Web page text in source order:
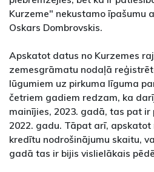
Kurzeme" nekustamo īpašumu
Oskars Dombrovskis.
Apskatot datus no Kurzemes
zemesgrāmatu nodaļā
lūgumiem uz pirkuma līguma
četriem gadiem redzam, ka
mainījies, 2023. gadā, tas pat
2022. gadu. Tāpat arī,
kredītu nodrošinājumu skaitu,
gadā tas ir bijis vislielākais